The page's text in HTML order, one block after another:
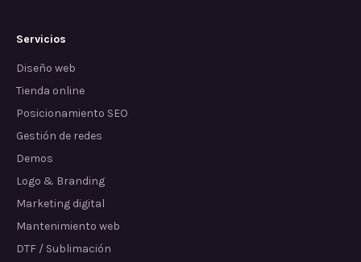
Servicios
Diseño web
Tienda online
Posicionamiento SEO
Gestión de redes
Demos
Logo & Branding
Marketing digital
Mantenimiento web
DTF / Sublimación